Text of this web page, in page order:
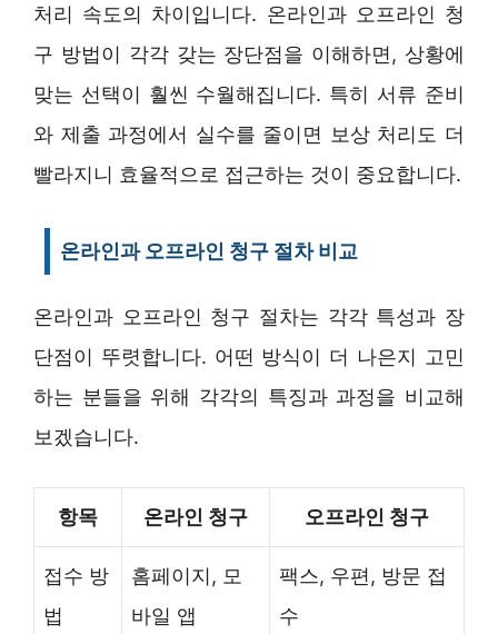
처리 속도의 차이입니다. 온라인과 오프라인 청
구 방법이 각각 갖는 장단점을 이해하면, 상황에
맞는 선택이 훨씬 수월해집니다. 특히 서류 준비
와 제출 과정에서 실수를 줄이면 보상 처리도 더
빨라지니 효율적으로 접근하는 것이 중요합니다.
온라인과 오프라인 청구 절차 비교
온라인과 오프라인 청구 절차는 각각 특성과 장
단점이 뚜렷합니다. 어떤 방식이 더 나은지 고민
하는 분들을 위해 각각의 특징과 과정을 비교해
보겠습니다.
항목 온라인 청구 오프라인 청구
접수 방
법
홈페이지, 모
바일 앱
팩스, 우편, 방문 접
수